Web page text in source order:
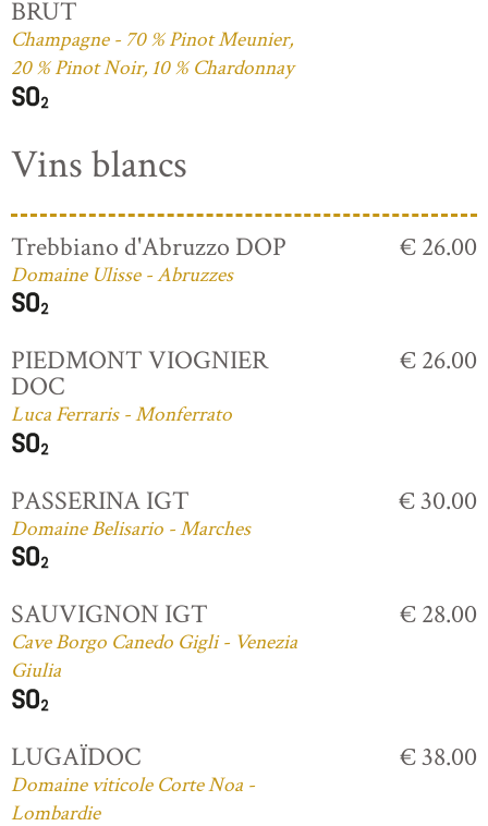
BRUT
Champagne - 70 % Pinot Meunier,
20 % Pinot Noir, 10 % Chardonnay
Vins blancs
Trebbiano d'Abruzzo DOP
Domaine Ulisse - Abruzzes
€ 26.00
PIEDMONT VIOGNIER
DOC
Luca Ferraris - Monferrato
€ 26.00
PASSERINA IGT
Domaine Belisario - Marches
€ 30.00
SAUVIGNON IGT
Cave Borgo Canedo Gigli - Venezia
Giulia
€ 28.00
LUGAÏDOC
Domaine viticole Corte Noa -
Lombardie
€ 38.00